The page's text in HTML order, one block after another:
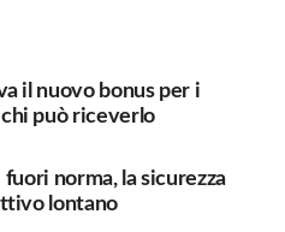
il nuovo bonus per i
può riceverlo
fuori norma, la sicurezza
lontano